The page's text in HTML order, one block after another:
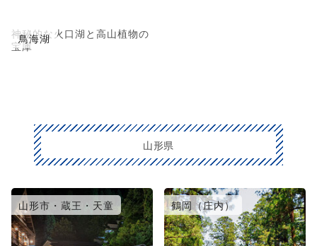
鳥海湖
神秘的な火口湖と高山植物の
宝庫
山形県
山形市・蔵王・天童 鶴岡（庄内）